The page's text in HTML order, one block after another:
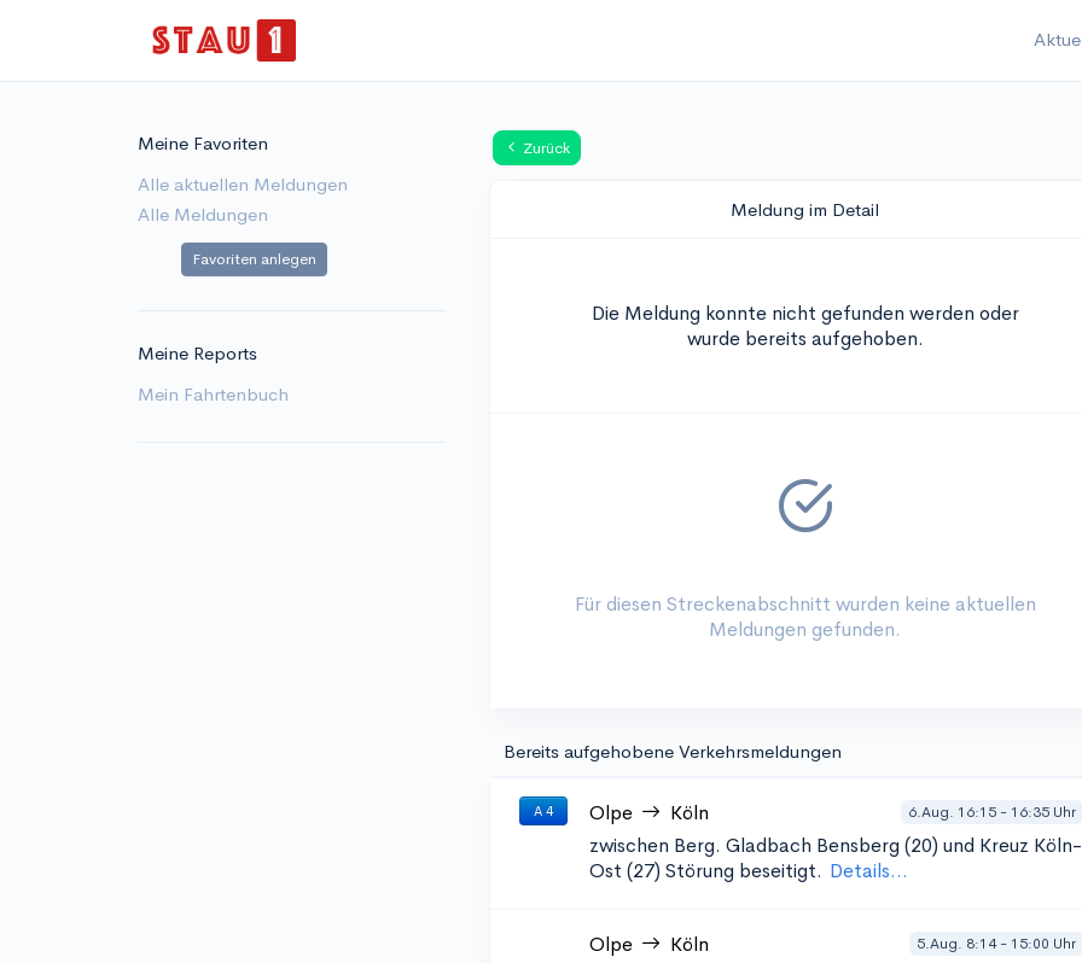
Meine Favoriten
Alle aktuellen Meldungen
Alle Meldungen
Favoriten anlegen
Meine Reports
Mein Fahrtenbuch
Zurück
Meldung im Detail
Die Meldung konnte nicht gefunden werden oder
wurde bereits aufgehoben.
Für diesen Streckenabschnitt wurden keine aktuellen
Meldungen gefunden.
Bereits aufgehobene Verkehrsmeldungen
A 4 Olpe Köln 6.Aug. 16:15 - 16:35 Uhr
zwischen Berg. Gladbach Bensberg (20) und Kreuz Köln-
Ost (27) Störung beseitigt. Details...
Olpe Köln 5.Aug. 8:14 - 15:00 Uhr